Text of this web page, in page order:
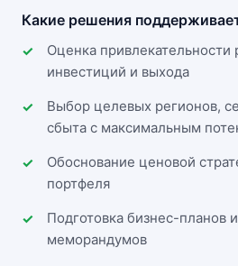
Какие решения
Оценка привлекательности
инвестиций и выхода
Выбор целевых регионов,
сбыта с максимальным
Обоснование ценовой
портфеля
Подготовка бизнес-планов
меморандумов